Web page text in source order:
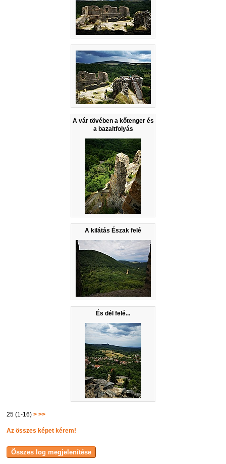
A vár tövében a kőtenger és
a bazaltfolyás
A kilátás Észak felé
És dél felé...
25 (1-16)> >>
Az összes képet kérem!